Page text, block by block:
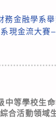
務金融學系
現金流大賽
中等學校生
合活動領域